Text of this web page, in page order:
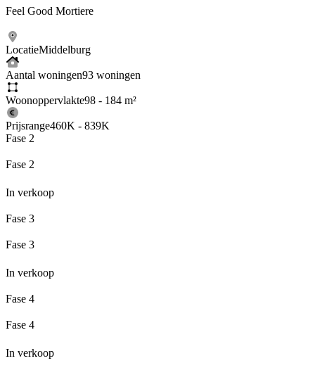
Feel Good Mortiere
LocatieMiddelburg
Aantal woningen93 woningen
Woonoppervlakte98 - 184 m²
Prijsrange460K - 839K
Fase 2
Fase 2
In verkoop
Fase 3
Fase 3
In verkoop
Fase 4
Fase 4
In verkoop